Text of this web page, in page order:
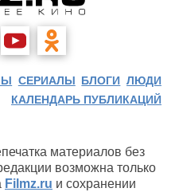
СЕРИАЛЫ БЛОГИ ЛЮДИ
КАЛЕНДАРЬ ПУБЛИКАЦИЙ
материалов без
возможна только
Filmz.ru и сохранении